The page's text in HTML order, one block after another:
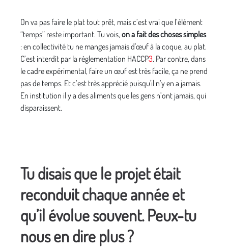
On va pas faire le plat tout prêt, mais c’est vrai que l’élément
“temps” reste important. Tu vois, on a fait des choses simples
: en collectivité tu ne manges jamais d'œuf à la coque, au plat.
C’est interdit par la réglementation HACCP3. Par contre, dans
le cadre expérimental, faire un œuf est très facile, ça ne prend
pas de temps. Et c’est très apprécié puisqu'il n’y en a jamais.
En institution il y a des aliments que les gens n’ont jamais, qui
disparaissent.
Tu disais que le projet était
reconduit chaque année et
qu’il évolue souvent. Peux-tu
nous en dire plus ?